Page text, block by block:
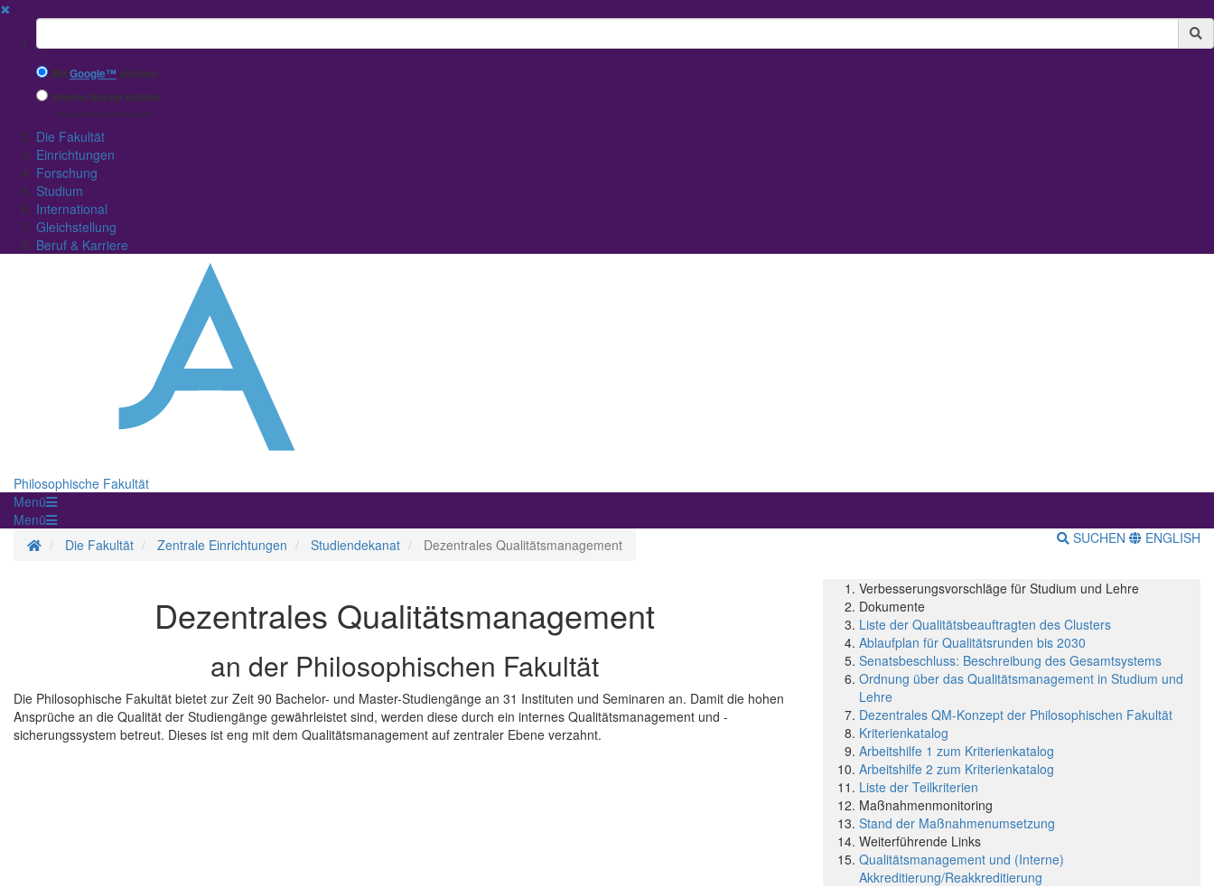
✖
Suchbegriff
MitGoogle™ suchen
Interne Suche nutzen
(eingeschränkte Ergebnisqualität)
Die Fakultät
Einrichtungen
Forschung
Studium
International
Gleichstellung
Beruf & Karriere
Philosophische Fakultät
Menü
Menü
StartseiteDie Fakultät Zentrale Einrichtungen Studiendekanat Dezentrales Qualitätsmanagement SUCHEN ENGLISH
Dezentrales Qualitätsmanagement
an der Philosophischen Fakultät
Die Philosophische Fakultät bietet zur Zeit 90 Bachelor- und Master-Studiengänge an 31 Instituten und Seminaren an. Damit die hohen
Ansprüche an die Qualität der Studiengänge gewährleistet sind, werden diese durch ein internes Qualitätsmanagement und -
sicherungssystem betreut. Dieses ist eng mit dem Qualitätsmanagement auf zentraler Ebene verzahnt.
Verbesserungsvorschläge für Studium und Lehre
Dokumente
Liste der Qualitätsbeauftragten des Clusters
Ablaufplan für Qualitätsrunden bis 2030
Senatsbeschluss: Beschreibung des Gesamtsystems
Ordnung über das Qualitätsmanagement in Studium und
Lehre
Dezentrales QM-Konzept der Philosophischen Fakultät
Kriterienkatalog
Arbeitshilfe 1 zum Kriterienkatalog
Arbeitshilfe 2 zum Kriterienkatalog
Liste der Teilkriterien
Maßnahmenmonitoring
Stand der Maßnahmenumsetzung
Weiterführende Links
Qualitätsmanagement und (Interne)
Akkreditierung/Reakkreditierung